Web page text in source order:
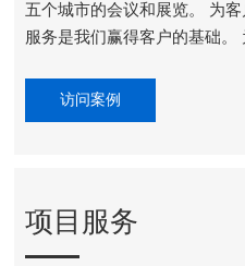
五个城市的会议和展览。 为
服务是我们赢得客户的基础
访问案例
项目服务